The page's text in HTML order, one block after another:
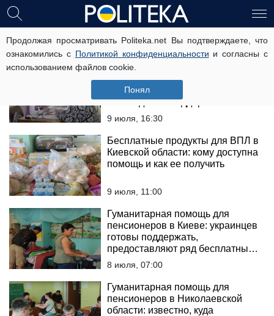
Продолжая просматривать Politeka.net Вы подтверждаете, что
ознакомились с Политикой конфиденциальности и согласны с
использованием файлов cookie.
Понял
гуманитарная помощь
Гуманитарная помощь для
пенсионеров в Полтавской
области: куда обращаться за
необходимой поддержкой
9 июля, 16:30
Бесплатные продукты для ВПЛ в
Киевской области: кому доступна
помощь и как ее получить
9 июля, 11:00
Гуманитарная помощь для
пенсионеров в Киеве: украинцев
готовы поддержать,
предоставляют ряд бесплатных
услуг
8 июля, 07:00
Гуманитарная помощь для
пенсионеров в Николаевской
области: известно, куда